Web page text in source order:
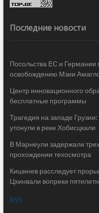
Последние новости
Посольства ЕС и
освобождению Мзии
Центр инновационного
бесплатные программы
Трагедия на западе
утонули в реке Хобисцкали
В Марнеули задержали
прохождении техосмотра
Кишинев расследует
Цхинвали вопреки
RSS